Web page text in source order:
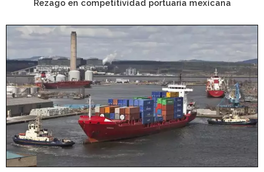
Rezago en competitividad portuaria mexicana